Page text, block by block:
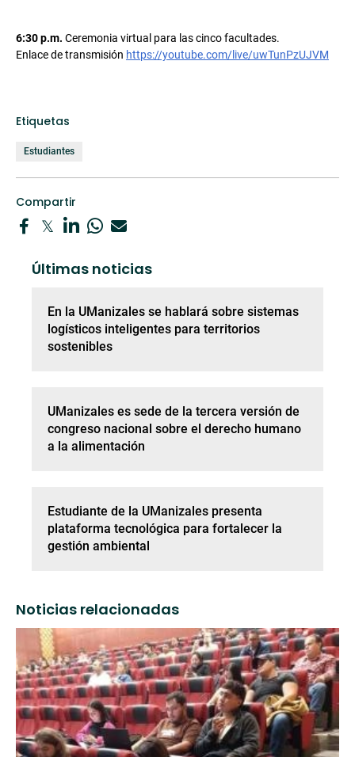
6:30 p.m. Ceremonia virtual para las cinco facultades.
Enlace de transmisión https://youtube.com/live/uwTunPzUJVM
Etiquetas
Estudiantes
Compartir
Últimas noticias
En la UManizales se hablará sobre sistemas
logísticos inteligentes para territorios
sostenibles
UManizales es sede de la tercera versión de
congreso nacional sobre el derecho humano
a la alimentación
Estudiante de la UManizales presenta
plataforma tecnológica para fortalecer la
gestión ambiental
Noticias relacionadas